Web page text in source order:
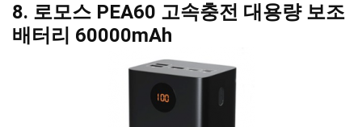
8. 로모스 PEA60 고속충전 대용량 보조
배터리 60000mAh